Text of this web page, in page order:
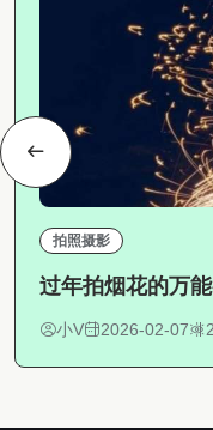
拍照摄影
过年拍烟花的万
小V 2026-02-07